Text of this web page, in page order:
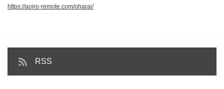
https://aoiro-remote.com/oharai/
RSS